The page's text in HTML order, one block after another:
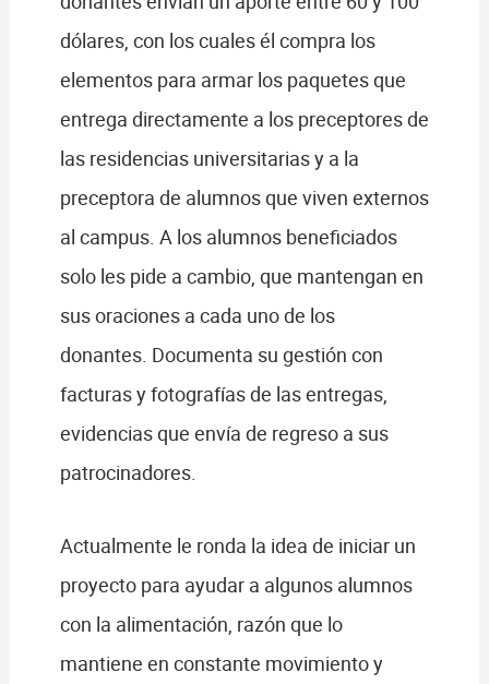
dólares, con los cuales él compra los
elementos para armar los paquetes que
entrega directamente a los preceptores de
las residencias universitarias y a la
preceptora de alumnos que viven externos
al campus. A los alumnos beneficiados
solo les pide a cambio, que mantengan en
sus oraciones a cada uno de los
donantes. Documenta su gestión con
facturas y fotografías de las entregas,
evidencias que envía de regreso a sus
patrocinadores.
Actualmente le ronda la idea de iniciar un
proyecto para ayudar a algunos alumnos
con la alimentación, razón que lo
mantiene en constante movimiento y